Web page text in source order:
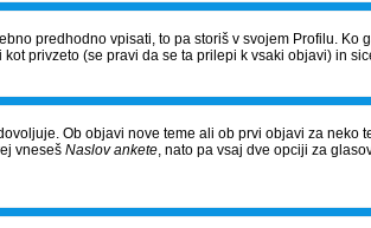
predhodno vpisati, to pa storiš v svojem Profilu.
privzeto (se pravi da se ta prilepi k vsaki objavi) in
Ob objavi nove teme ali ob prvi objavi za
vneseš Naslov ankete, nato pa vsaj dve opciji za